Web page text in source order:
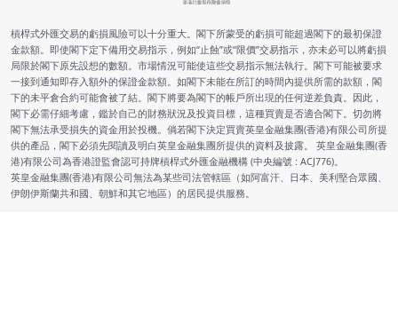
槓桿式外匯交易的虧損風險可以十分重大。閣下所蒙受的虧損可能超過閣下的最初保證
金款額。即使閣下定下備用交易指示，例如“止蝕”或“限價”交易指示，亦未必可以將虧損
局限於閣下原先設想的數額。市場情況可能使這些交易指示無法執行。閣下可能被要求
一接到通知即存入額外的保證金款額。如閣下未能在所訂的時間內提供所需的款額，閣
下的未平倉合約可能會被了結。閣下將要為閣下的帳戶所出現的任何逆差負責。因此，
閣下必需仔細考慮，鑑於自己的財務狀況及投資目標，這種買賣是否適合閣下。切勿將
閣下無法承受損失的資金用於投機。倘若閣下決定買賣英皇金融集團(香港)有限公司所提
供的產品，閣下必須先閱讀及明白英皇金融集團所提供的資料及披露。 英皇金融集團(香
港)有限公司為香港證監會認可持牌槓桿式外匯金融機構 (中央編號 : ACJ776)。
英皇金融集團(香港)有限公司無法為某些司法管轄區（如阿富汗、日本、美利堅合眾國、
伊朗伊斯蘭共和國、朝鮮和其它地區）的居民提供服務。